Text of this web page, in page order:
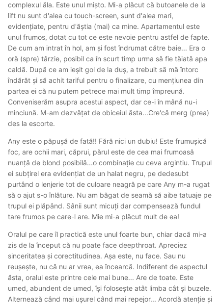
complexul ăla. Este unul mișto. Mi-a plăcut că butoanele de la
lift nu sunt d'alea cu touch-screen, sunt d'alea mari,
evidențiate, pentru d'ăștia (mai) ca mine. Apartamentul este
unul frumos, dotat cu tot ce este nevoie pentru astfel de fapte.
De cum am intrat în hol, am și fost îndrumat către baie... Era o
oră (spre) târzie, posibil ca în scurt timp urma să fie tăiată apa
caldă. După ce am ieșit gol de la duș, a trebuit să mă întorc
îndărăt și să achit tariful pentru o finalizare, cu mențiunea din
partea ei că nu putem petrece mai mult timp împreună.
Conveniserăm asupra acestui aspect, dar ce-i în mână nu-i
minciună. M-am dezvățat de obiceiul ăsta...Cre'că merg (prea)
des la escorte.
Any este o păpușă de fată!! Fără nici un dubiu! Este frumușică
foc, are ochii mari, căprui, părul este de cea mai frumoasă
nuanță de blond posibilă...o combinație cu ceva argintiu. Trupul
ei subțirel era evidențiat de un halat negru, pe dedesubt
purtând o lenjerie tot de culoare neagră pe care Any m-a rugat
să o ajut s-o înlăture. Nu am băgat de seamă să aibe tatuaje pe
trupul ei plăpând. Sânii sunt micuți dar compensează fundul
tare frumos pe care-l are. Mie mi-a plăcut mult de ea!
Oralul pe care îl practică este unul foarte bun, chiar dacă mi-a
zis de la început că nu poate face deepthroat. Apreciez
sinceritatea și corectitudinea. Așa este, nu face. Sau nu
reușește, nu că nu ar vrea, ea încearcă. Indiferent de aspectul
ăsta, oralul este printre cele mai bune... Are de toate. Este
umed, abundent de umed, își folosește atât limba cât și buzele.
Alternează când mai ușurel când mai repejor... Acordă atenție și